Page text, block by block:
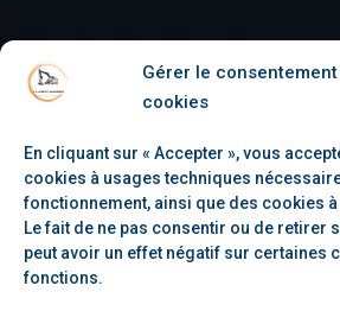
Gérer le
cookies
En cliquant sur « Accepter », vous
cookies à usages techniques
fonctionnement, ainsi que des cookies
Le fait de ne pas consentir ou de retirer
peut avoir un effet négatif sur certaines
fonctions.